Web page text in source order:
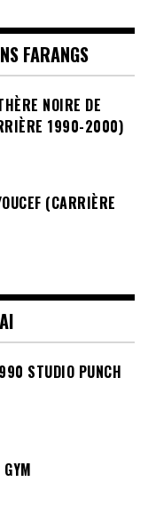
FARANGS
NOIRE DE
1990-2000)
(CARRIÈRE
STUDIO PUNCH